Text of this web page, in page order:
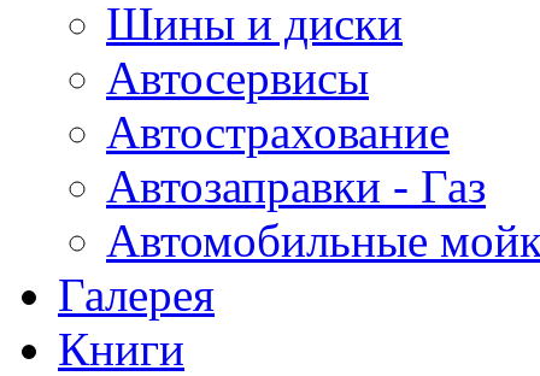
Шины и диски
Автосервисы
Автострахование
Автозаправки - Газ
Автомобильные
Галерея
Книги